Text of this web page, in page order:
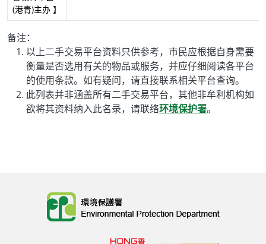
(港青)主办 】
备注：
以上二手交易平台资料只供参考，市民应根据自身需要
衡量是否选用有关的物品或服务，并应仔细阅读各平台
的使用条款。如有疑问，请直接联系相关平台查询。
此列表并非涵盖所有二手交易平台，其他非牟利机构如
欲将其资料纳入此名录，请联络环境保护署。